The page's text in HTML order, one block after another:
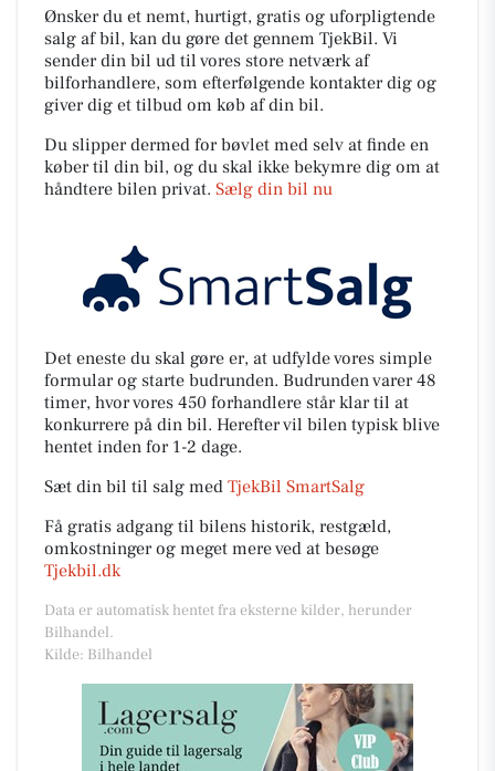
Ønsker du et nemt, hurtigt, gratis og uforpligtende
salg af bil, kan du gøre det gennem TjekBil. Vi
sender din bil ud til vores store netværk af
bilforhandlere, som efterfølgende kontakter dig og
giver dig et tilbud om køb af din bil.
Du slipper dermed for bøvlet med selv at finde en
køber til din bil, og du skal ikke bekymre dig om at
håndtere bilen privat. Sælg din bil nu
Det eneste du skal gøre er, at udfylde vores simple
formular og starte budrunden. Budrunden varer 48
timer, hvor vores 450 forhandlere står klar til at
konkurrere på din bil. Herefter vil bilen typisk blive
hentet inden for 1-2 dage.
Sæt din bil til salg med TjekBil SmartSalg
Få gratis adgang til bilens historik, restgæld,
omkostninger og meget mere ved at besøge
Tjekbil.dk
Data er automatisk hentet fra eksterne kilder, herunder
Bilhandel.
Kilde: Bilhandel